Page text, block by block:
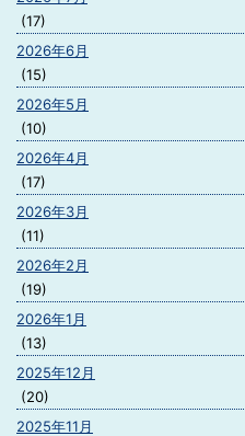
(17)
2026年6月
(15)
2026年5月
(10)
2026年4月
(17)
2026年3月
(11)
2026年2月
(19)
2026年1月
(13)
2025年12月
(20)
2025年11月